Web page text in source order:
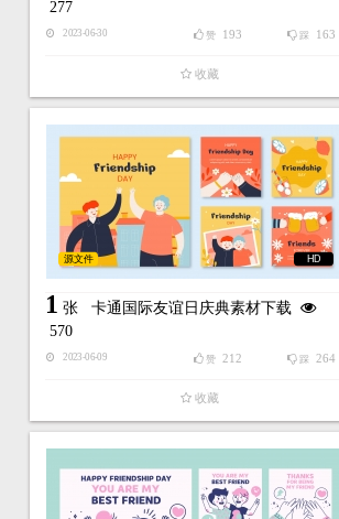
277
2023-06-30 踩 163
赞 193
收藏
HD
源文件
1 张 卡通国际友谊日庆典素材下载
570
2023-06-09 踩 264
赞 212
收藏